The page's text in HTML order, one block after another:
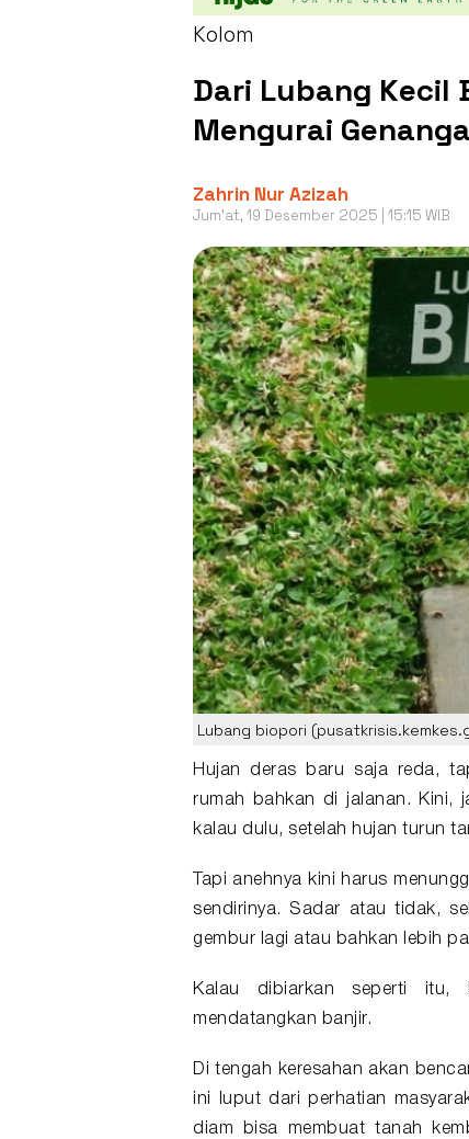
Kolom
Dari Lubang Kecil
Mengurai
Zahrin Nur Azizah
Jum'at, 19 Desember 2025 | 15:15 WIB
Lubang biopori
Hujan
deras baru saja reda,
rumah bahkan di jalanan. Kini,
kalau dulu, setelah hujan turun
Tapi anehnya kini harus
sendirinya. Sadar atau tidak,
gembur lagi atau bahkan lebih
Kalau dibiarkan seperti itu,
mendatangkan banjir.
Di tengah keresahan akan
ini luput dari perhatian
diam bisa membuat tanah